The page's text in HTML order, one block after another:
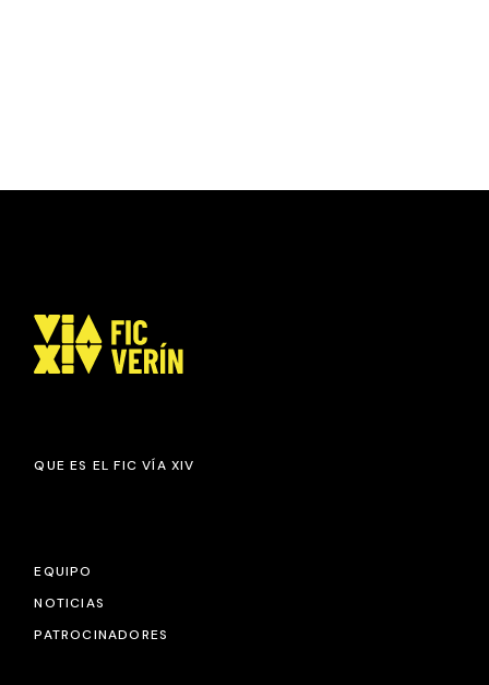
QUE ES EL FIC VÍA XIV
EQUIPO
NOTICIAS
PATROCINADORES